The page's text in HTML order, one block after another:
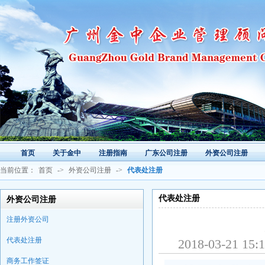
首页 关于金中 注册指南 广东公司注册 外资公司注册
当前位置： 首页 -> 外资公司注册 -> 代表处注册
外资公司注册
注册外资公司
代表处注册
商务工作签证
代表处注册
2018-03-21